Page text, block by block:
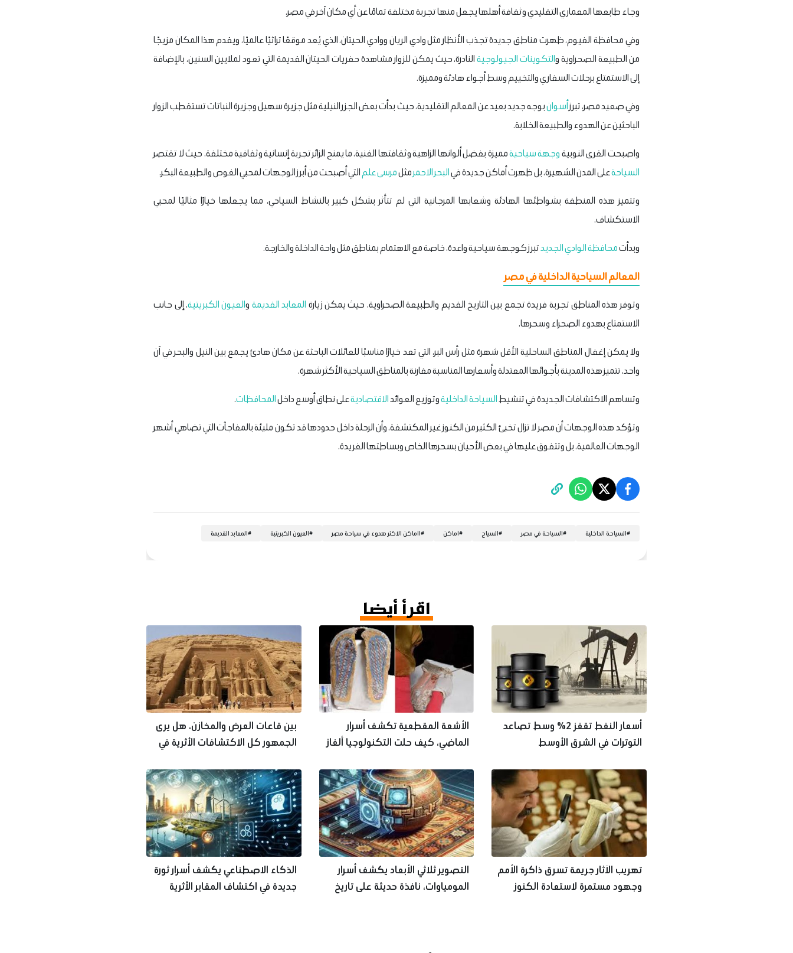
وجاء طابعها المعماري التقليدي وثقافة أهلها يجعل منها تجربة مختلفة تمامًا عن أي مكان آخر في مصر.
وفي محافظة الفيوم، ظهرت مناطق جديدة تجذب الأنظار مثل وادي الريان ووادي الحيتان، الذي يُعد موقعًا تراثيًا عالميًا، ويقدم هذا المكان مزيجًا
من الطبيعة الصحراوية والتكوينات الجيولوجيةالنادرة، حيث يمكن للزوار مشاهدة حفريات الحيتان القديمة التي تعود لملايين السنين، بالإضافة
إلى الاستمتاع برحلات السفاري والتخييم وسط أجواء هادئة ومميزة.
وفي صعيد مصر، تبرزأسوانبوجه جديد بعيد عن المعالم التقليدية، حيث بدأت بعض الجزر النيلية مثل جزيرة سهيل وجزيرة النباتات تستقطب الزوار
الباحثين عن الهدوء والطبيعة الخلابة.
واصبحت القرى النوبيةوجهة سياحيةمميزة بفضل ألوانها الزاهية وثقافتها الغنية، ما يمنح الزائر تجربة إنسانية وثقافية مختلفة، حيث لا تقتصر
السياحةعلى المدن الشهيرة، بل ظهرت أماكن جديدة فيالبحر الاحمرمثلمرسى علمالتي أصبحت من أبرز الوجهات لمحبي الغوص والطبيعة البكر.
وتتميز هذه المنطقة بشواطئها الهادئة وشعابها المرجانية التي لم تتأثر بشكل كبير بالنشاط السياحي، مما يجعلها خيارًا مثاليًا لمحبي
الاستكشاف.
وبدأتمحافظة الوادي الجديدتبرز كوجهة سياحية واعدة، خاصة مع الاهتمام بمناطق مثل واحة الداخلة والخارجة.
المعالم السياحية الداخلية في مصر
وتوفر هذه المناطق تجربة فريدة تجمع بين التاريخ القديم والطبيعة الصحراوية، حيث يمكن زيارة المعابد القديمة والعيون الكبريتية، إلى جانب
الاستمتاع بهدوء الصحراء وسحرها.
ولا يمكن إغفال المناطق الساحلية الأقل شهرة مثل رأس البر، التي تعد خيارًا مناسبًا للعائلات الباحثة عن مكان هادئ يجمع بين النيل والبحر في آن
واحد، تتميز هذه المدينة بأجوائها المعتدلة وأسعارها المناسبة مقارنة بالمناطق السياحية الأكثر شهرة.
وتساهم الاكتشافات الجديدة في تنشيطالسياحة الداخليةوتوزيع العوائدالاقتصاديةعلى نطاق أوسع داخلالمحافظات.
وتؤكد هذه الوجهات أن مصر لا تزال تخبئ الكثير من الكنوز غير المكتشفة، وأن الرحلة داخل حدودها قد تكون مليئة بالمفاجآت التي تضاهي أشهر
الوجهات العالمية، بل وتتفوق عليها في بعض الأحيان بسحرها الخاص وبساطتها الفريدة.
#السياحة الداخلية #السياحة في مصر #السياح #اماكن #ااماكن الاكثر هدوء في سياحة مصر #العيون الكبريتية #المعابد القديمة
اقرأ أيضا
أسعار النفط تقفز 2% وسط تصاعد
التوترات في الشرق الأوسط
الأشعة المقطعية تكشف أسرار
الماضي، كيف حلت التكنولوجيا ألغاز
بين قاعات العرض والمخازن، هل يرى
الجمهور كل الاكتشافات الأثرية في
تهريب الآثار جريمة تسرق ذاكرة الأمم
وجهود مستمرة لاستعادة الكنوز
التصوير ثلاثي الأبعاد يكشف أسرار
المومياوات، نافذة حديثة على تاريخ
الذكاء الاصطناعي يكشف أسرار ثورة
جديدة في اكتشاف المقابر الأثرية